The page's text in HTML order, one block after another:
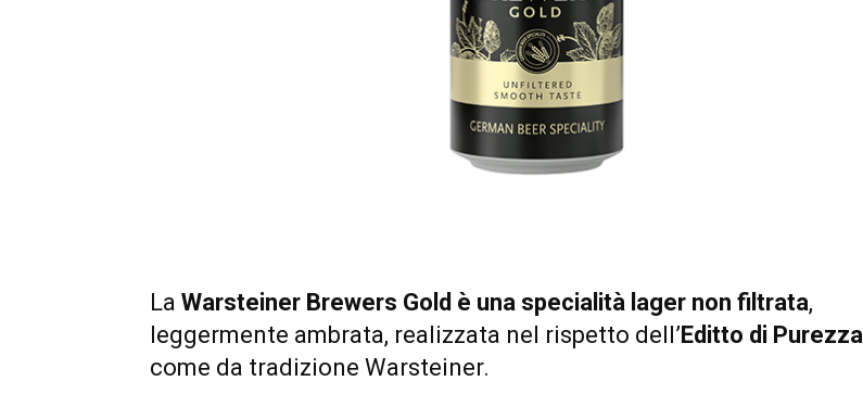
La Warsteiner Brewers Gold è una specialità lager non filtrata,
leggermente ambrata, realizzata nel rispetto dell’Editto di Purezza
come da tradizione Warsteiner.